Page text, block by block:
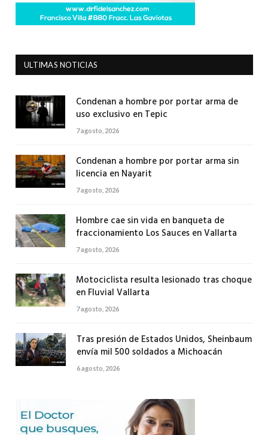
ULTIMAS NOTICIAS
Condenan a hombre por portar arma de
uso exclusivo en Tepic
7 agosto, 2026
Condenan a hombre por portar arma sin
licencia en Nayarit
7 agosto, 2026
Hombre cae sin vida en banqueta de
fraccionamiento Los Sauces en Vallarta
7 agosto, 2026
Motociclista resulta lesionado tras choque
en Fluvial Vallarta
7 agosto, 2026
Tras presión de Estados Unidos, Sheinbaum
envía mil 500 soldados a Michoacán
6 agosto, 2026